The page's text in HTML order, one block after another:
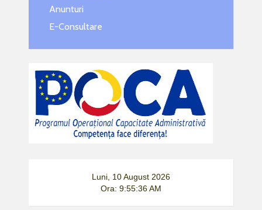
Anunturi
E-Consultare
Luni, 10 August 2026
Ora: 9:55:37 AM